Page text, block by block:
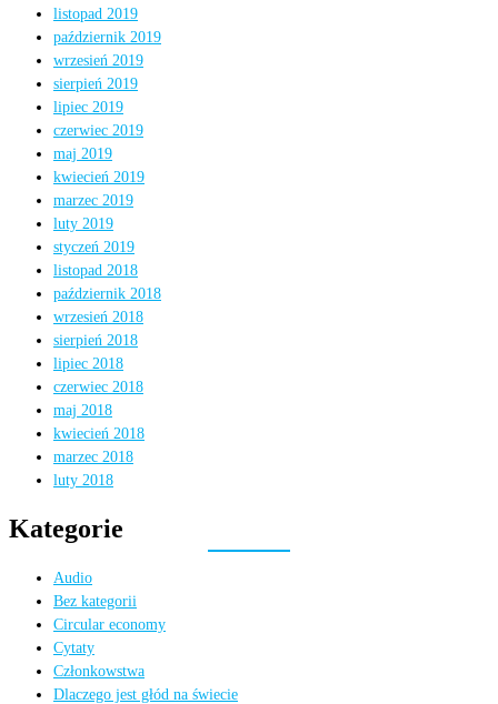
listopad 2019
październik 2019
wrzesień 2019
sierpień 2019
lipiec 2019
czerwiec 2019
maj 2019
kwiecień 2019
marzec 2019
luty 2019
styczeń 2019
listopad 2018
październik 2018
wrzesień 2018
sierpień 2018
lipiec 2018
czerwiec 2018
maj 2018
kwiecień 2018
marzec 2018
luty 2018
Kategorie
Audio
Bez kategorii
Circular economy
Cytaty
Członkowstwa
Dlaczego jest głód na świecie